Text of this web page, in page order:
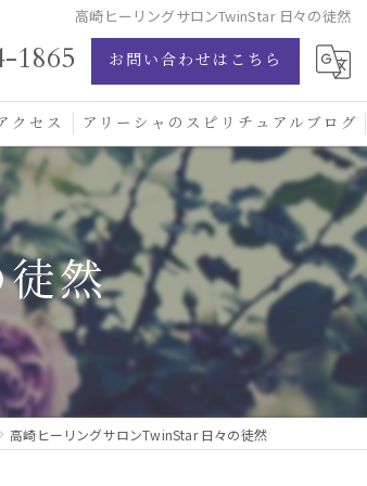
高崎ヒーリングサロンTwinStar 日々の徒然
1865 お問い合わせはこちら
校
シングカード
クセス アリーシャのスピリチュアルブログ
然
高崎ヒーリングサロンTwinStar 日々の徒然